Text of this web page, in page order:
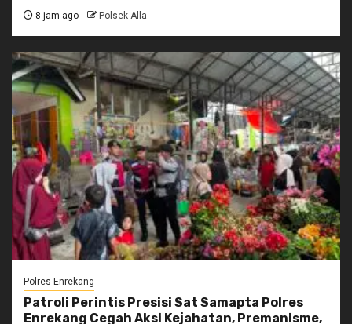
8 jam ago Polsek Alla
Polres Enrekang
Patroli Perintis Presisi Sat Samapta Polres
Enrekang Cegah Aksi Kejahatan, Premanisme,